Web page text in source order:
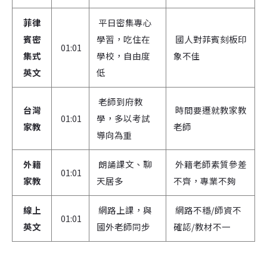
菲律
賓密
集式
英文
01:01
平日密集專心
學習，吃住在
學校，自由度
低
國人對菲賓刻板印
象不佳
台灣
家教
01:01
老師到府教
學，多以考試
導向為重
時間要遷就教家教
老師
外籍
家教
01:01
朗誦課文、聊
天居多
外籍老師素質參差
不齊，專業不夠
線上
英文
01:01
網路上課，與
國外老師同步
網路不穩/師資不
確認/教材不一